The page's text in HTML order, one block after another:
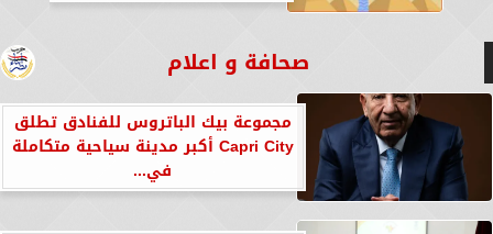
صحافة و اعلام
مجموعة بيك الباتروس للفنادق تطلق
Capri City أكبر مدينة سياحية متكاملة
في...